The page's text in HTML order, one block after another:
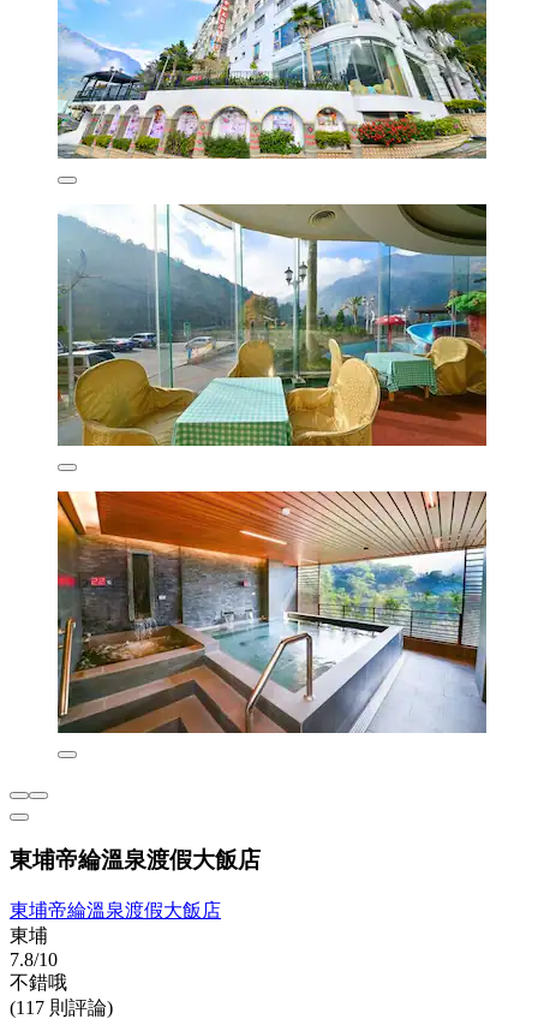
東埔帝綸溫泉渡假大飯店
東埔帝綸溫泉渡假大飯店
東埔
7.8/10
不錯哦
(117 則評論)